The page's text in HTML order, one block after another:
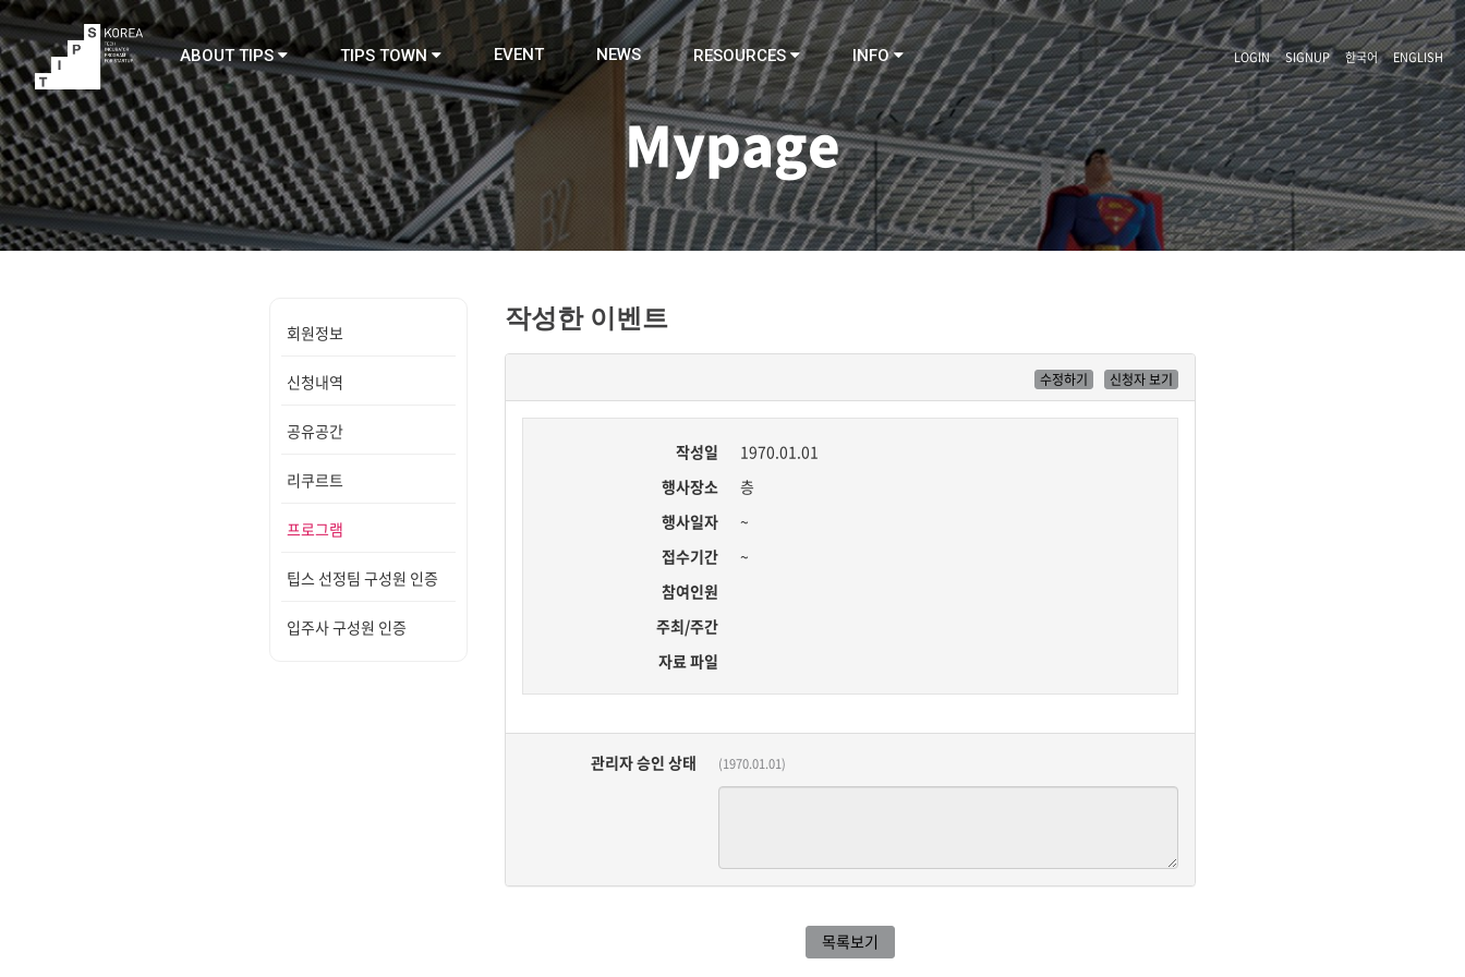
한국어 ENGLISH
LOGIN SIGNUP
TIPS
ABOUT TIPS TIPS TOWN EVENT NEWS RESOURCES INFO
Mypage
작성한 이벤트
수정하기 신청자 보기
작성일
1970.01.01
행사장소
층
행사일자
~
접수기간
~
참여인원
주최/주간
자료 파일
관리자 승인 상태 (1970.01.01)
목록보기
회원정보
신청내역
공유공간
리쿠르트
프로그램
팁스 선정팀 구성원 인증
입주사 구성원 인증